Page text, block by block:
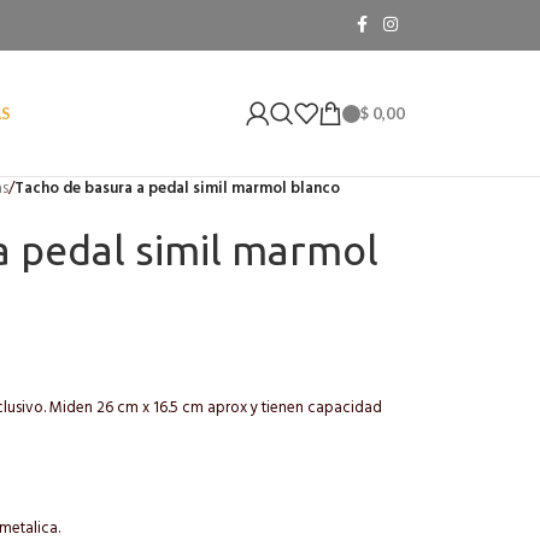
$ 0,00
/Tacho de basura a pedal simil marmol blanco
pedal simil marmol
Miden 26 cm x 16.5 cm aprox y tienen capacidad